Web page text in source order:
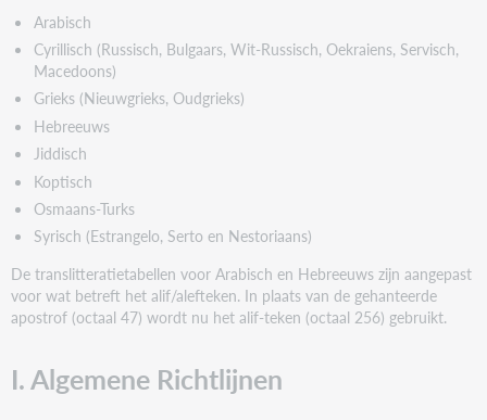
ZOEKSLEUTELS
V-
STATUS
RETROTITELS
Arabisch
Cyrillisch (Russisch, Bulgaars, Wit-Russisch, Oekraiens, Servisch,
Macedoons)
Grieks (Nieuwgrieks, Oudgrieks)
Hebreeuws
Jiddisch
Koptisch
Osmaans-Turks
Syrisch (Estrangelo, Serto en Nestoriaans)
De translitteratietabellen voor Arabisch en Hebreeuws zijn aangepast
voor wat betreft het alif/alefteken. In plaats van de gehanteerde
apostrof (octaal 47) wordt nu het alif-teken (octaal 256) gebruikt.
I. Algemene Richtlijnen